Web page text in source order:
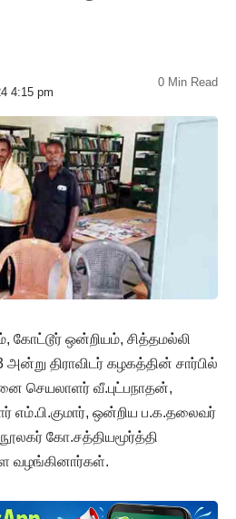
4:15 pm
0 Min Read
கோட்டூர் ஒன்றியம், சித்தமல்லி
அன்று திராவிடர் கழகத்தின் சார்பில்
செயலாளர் வீ.புட்பநாதன்,
எம்.பி.குமார், ஒன்றிய ப.க.தலைவர்
கோ.சத்தியமூர்த்தி
வழங்கினார்கள்.